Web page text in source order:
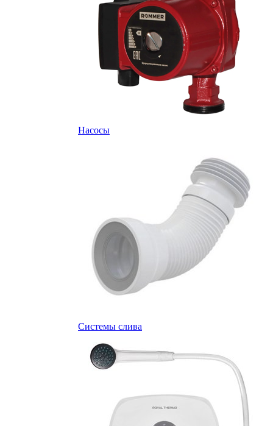
Насосы
Системы слива